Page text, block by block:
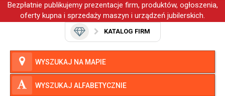
Bezpłatnie publikujemy prezentacje firm, produktów, ogłoszenia,
oferty kupna i sprzedaży maszyn i urządzeń jubilerskich.
KATALOG FIRM
WYSZUKAJ NA MAPIE
WYSZUKAJ ALFABETYCZNIE